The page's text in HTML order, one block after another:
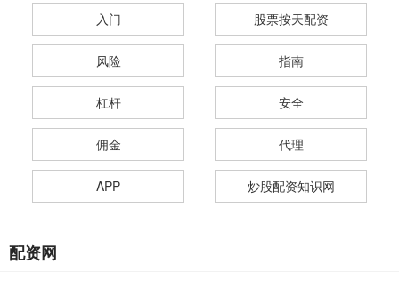
入门 股票按天配资
风险 指南
杠杆 安全
佣金 代理
APP 炒股配资知识网
配资网